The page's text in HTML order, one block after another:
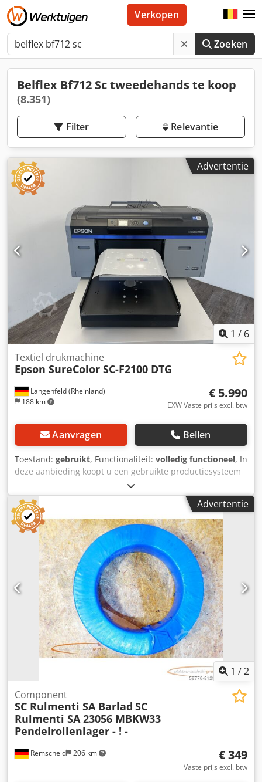
Zoeken
Verkopen
Belflex Bf712 Sc tweedehands te koop
(8.351)
Filter Relevantie
Advertentie
1 / 6
Langenfeld (Rheinland)
188 km
Textiel drukmachine
Epson SureColor SC-F2100 DTG
€ 5.990
EXW Vaste prijs excl. btw
Aanvragen Bellen
Toestand: gebruikt, Functionaliteit: volledig functioneel, In
deze aanbieding koopt u een gebruikte productiesysteem
"Epson SureColor SC-F2100". Het betreft: 1x Epson
SureColor SC-F2100 Het is geen probleem om de machine
naar uw wensen te configureren. Neem gerust contact met
ons op! Tellerstanden: Totaal: 0 pagina's Dcodozh Dcvepfx
Angok Staat: Dit is een gebruikte machine, die mogelijk
gebruikssporen vertoont (kleine krassen of verkleuringen).
De machine is getest op functionaliteit. Verpakking en
verzending: U kunt de machine tijdens onze
openingstijden komen bekijken. Maak hiervoor een
afspraak! Een zeewaardige verpakking en wereldwijde
verzending zijn op aanvraag mogelijk. Voor verzending of
aflevering wordt er een functionele test in video
vastgelegd. Voor meer informatie kunt u natuurlijk ook
persoonlijk contact met ons opnemen.
Advertentie
1 /2
Remscheid 206 km
Component
SC Rulmenti SA Barlad SC
Rulmenti SA 23056 MBKW33
Pendelrollenlager - ! -
€ 349
Vaste prijs excl. btw